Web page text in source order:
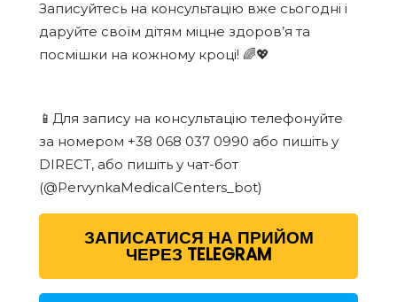
Записуйтесь на консультацію вже сьогодні і
даруйте своїм дітям міцне здоров’я та
посмішки на кожному кроці! 🌈💖
📱Для запису на консультацію телефонуйте
за номером +38 068 037 0990 або пишіть у
DIRECT, або пишіть у чат-бот
(@PervynkaMedicalCenters_bot)
ЗАПИСАТИСЯ НА ПРИЙОМ
ЧЕРЕЗ TELEGRAM